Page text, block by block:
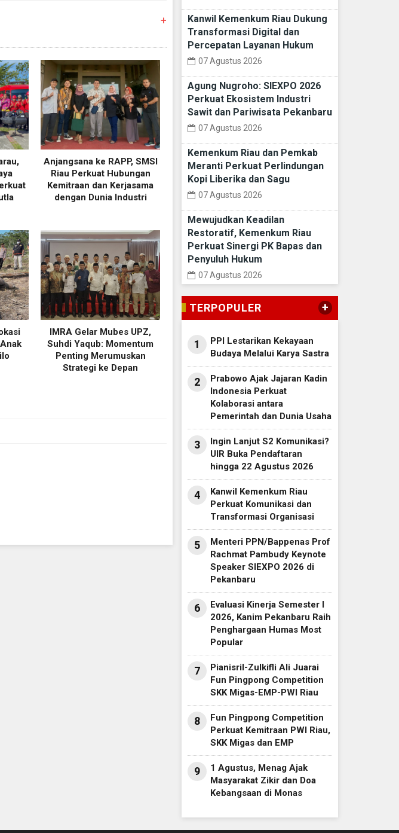
+
Anjangsana ke RAPP, SMSI
Riau Perkuat Hubungan
Kemitraan dan Kerjasama
dengan Dunia Industri
IMRA Gelar Mubes UPZ,
Suhdi Yaqub: Momentum
Penting Merumuskan
Strategi ke Depan
Kanwil Kemenkum Riau Dukung
Transformasi Digital dan
Percepatan Layanan Hukum
07 Agustus 2026
Agung Nugroho: SIEXPO 2026
Perkuat Ekosistem Industri
Sawit dan Pariwisata Pekanbaru
07 Agustus 2026
Kemenkum Riau dan Pemkab
Meranti Perkuat Perlindungan
Kopi Liberika dan Sagu
07 Agustus 2026
Mewujudkan Keadilan
Restoratif, Kemenkum Riau
Perkuat Sinergi PK Bapas dan
Penyuluh Hukum
07 Agustus 2026
TERPOPULER +
1
PPI Lestarikan Kekayaan
Budaya Melalui Karya Sastra
2
Prabowo Ajak Jajaran Kadin
Indonesia Perkuat
Kolaborasi antara
Pemerintah dan Dunia Usaha
3
Ingin Lanjut S2 Komunikasi?
UIR Buka Pendaftaran
hingga 22 Agustus 2026
4
Kanwil Kemenkum Riau
Perkuat Komunikasi dan
Transformasi Organisasi
5
Menteri PPN/Bappenas Prof
Rachmat Pambudy Keynote
Speaker SIEXPO 2026 di
Pekanbaru
6
Evaluasi Kinerja Semester I
2026, Kanim Pekanbaru Raih
Penghargaan Humas Most
Popular
7
Pianisril-Zulkifli Ali Juarai
Fun Pingpong Competition
SKK Migas-EMP-PWI Riau
8
Fun Pingpong Competition
Perkuat Kemitraan PWI Riau,
SKK Migas dan EMP
9
1 Agustus, Menag Ajak
Masyarakat Zikir dan Doa
Kebangsaan di Monas